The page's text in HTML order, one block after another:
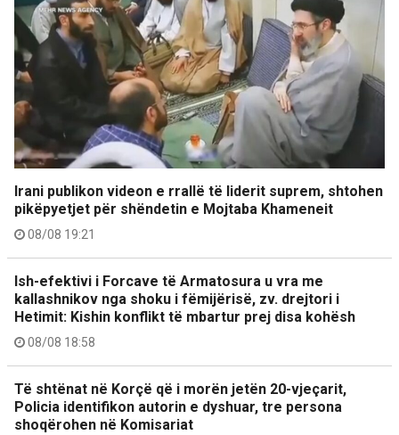
Irani publikon videon e rrallë të liderit suprem, shtohen
pikëpyetjet për shëndetin e Mojtaba Khameneit
08/08 19:21
Ish-efektivi i Forcave të Armatosura u vra me
kallashnikov nga shoku i fëmijërisë, zv. drejtori i
Hetimit: Kishin konflikt të mbartur prej disa kohësh
08/08 18:58
Të shtënat në Korçë që i morën jetën 20-vjeçarit,
Policia identifikon autorin e dyshuar, tre persona
shoqërohen në Komisariat